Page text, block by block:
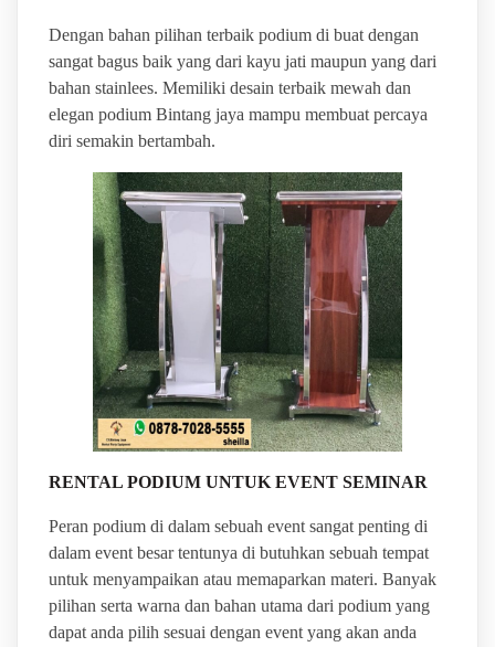
Dengan bahan pilihan terbaik podium di buat dengan
sangat bagus baik yang dari kayu jati maupun yang dari
bahan stainlees. Memiliki desain terbaik mewah dan
elegan podium Bintang jaya mampu membuat percaya
diri semakin bertambah.
RENTAL PODIUM UNTUK EVENT SEMINAR
Peran podium di dalam sebuah event sangat penting di
dalam event besar tentunya di butuhkan sebuah tempat
untuk menyampaikan atau memaparkan materi. Banyak
pilihan serta warna dan bahan utama dari podium yang
dapat anda pilih sesuai dengan event yang akan anda